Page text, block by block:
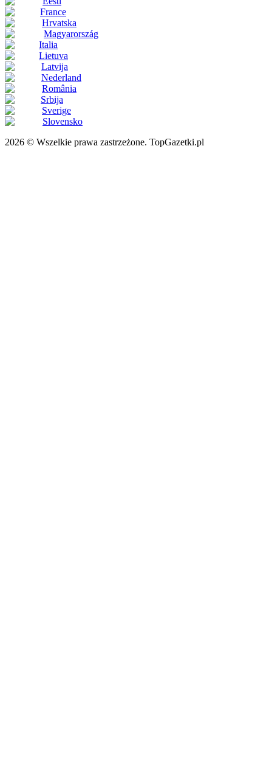
France
Hrvatska
Magyarország
Italia
Lietuva
Latvija
Nederland
România
Srbija
Sverige
Slovensko
2026 © Wszelkie prawa zastrzeżone. TopGazetki.pl